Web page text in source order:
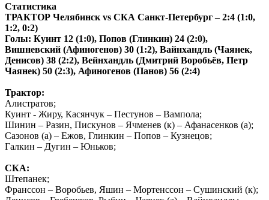
Статистика
ТРАКТОР Челябинск vs СКА Санкт-Петербург – 2:4 (1:0,
1:2, 0:2)
Голы: Куинт 12 (1:0), Попов (Глинкин) 24 (2:0),
Вишневский (Афиногенов) 30 (1:2), Вайнхандль (Чаянек,
Денисов) 38 (2:2), Вейнхандль (Дмитрий Воробьёв, Петр
Чаянек) 50 (2:3), Афиногенов (Панов) 56 (2:4)
Трактор:
Алистратов;
Куинт - Жиру, Касянчук – Пестунов – Вампола;
Шинин – Разин, Пискунов – Ячменев (к) – Афанасенков (а);
Сазонов (а) – Ежов, Глинкин – Попов – Кузнецов;
Галкин – Дугин – Юньков;
СКА:
Штепанек;
Франссон – Воробьев, Яшин – Мортенссон – Сушинский (к);